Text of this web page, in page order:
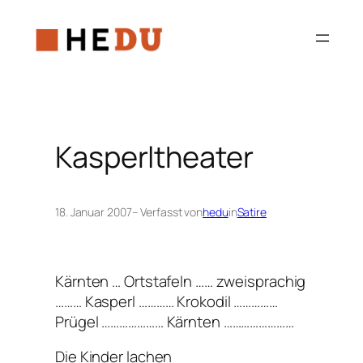
Inhalt
springen
Kasperltheater
18. Januar 2007– Verfasst vonheduinSatire
Kärnten … Ortstafeln …… zweisprachig
……… Kasperl ………… Krokodil ……………
Prügel ………………… Kärnten ……………………
Die Kinder lachen